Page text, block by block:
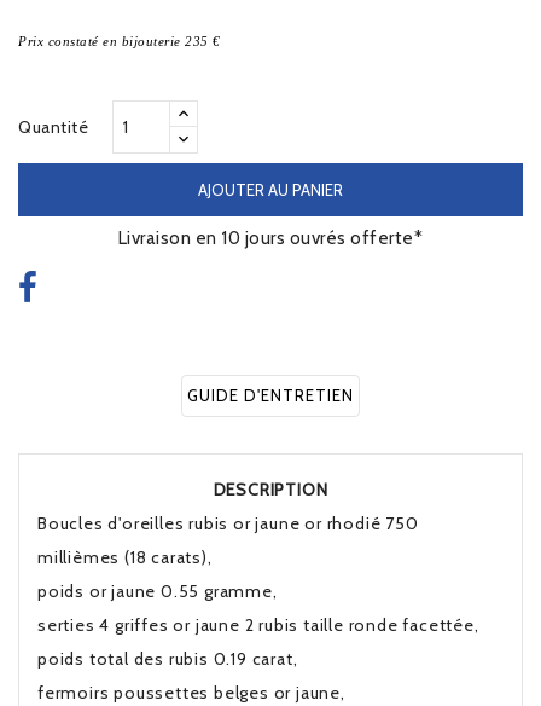
Prix constaté en bijouterie 235 €
Quantité
AJOUTER AU PANIER
Livraison en 10 jours ouvrés offerte*
GUIDE D'ENTRETIEN
DESCRIPTION
Boucles d'oreilles rubis or jaune or rhodié 750
millièmes (18 carats),
poids or jaune 0.55 gramme,
serties 4 griffes or jaune 2 rubis taille ronde facettée,
poids total des rubis 0.19 carat,
fermoirs poussettes belges or jaune,